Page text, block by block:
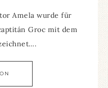
Amela wurde für
Groc mit dem